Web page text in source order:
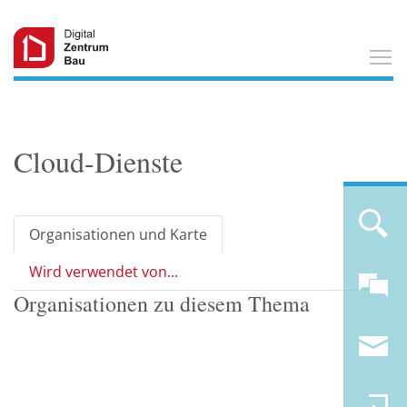
Cloud-Dienste
Organisationen und Karte
Wird verwendet von...
Organisationen zu diesem Thema